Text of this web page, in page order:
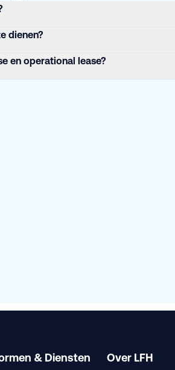
dienen?
en operational lease?
& Diensten Over LFH